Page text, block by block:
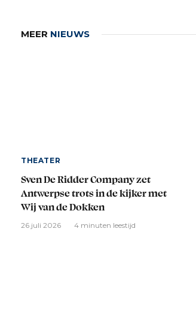
MEER NIEUWS
THEATER
Sven De Ridder Company zet
Antwerpse trots in de kijker met
Wij van de Dokken
26 juli 2026 4 minuten leestijd